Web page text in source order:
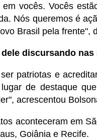
vocês. Vocês
Nós queremos é
Brasil pela frente",
discursando nas
patriotas e
de destaque
acrescentou
aconteceram em
Goiânia e Recife.